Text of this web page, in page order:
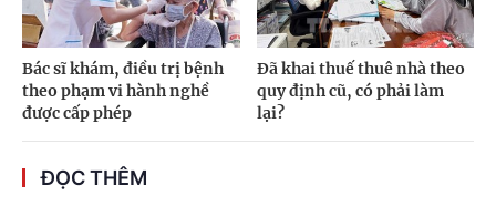
Bác sĩ khám, điều trị bệnh
theo phạm vi hành nghề
được cấp phép
Đã khai thuế thuê nhà theo
quy định cũ, có phải làm
lại?
ĐỌC THÊM